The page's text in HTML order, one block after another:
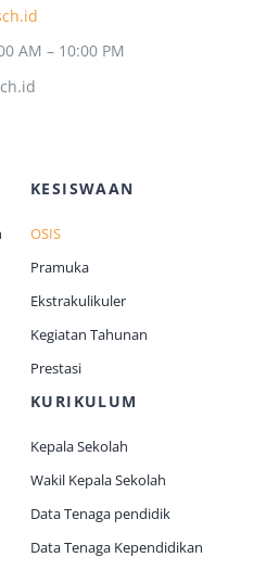
AM – 10:00 PM
KESISWAAN
OSIS
Pramuka
Ekstrakulikuler
Kegiatan Tahunan
Prestasi
KURIKULUM
Kepala Sekolah
Wakil Kepala Sekolah
Data Tenaga pendidik
Data Tenaga Kependidikan